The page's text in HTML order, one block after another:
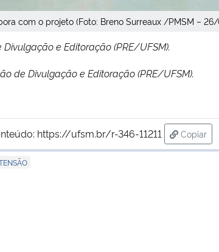
com o projeto (Foto: Breno Surreaux /PMSM –
e Editoração (PRE/UFSM).
de Divulgação e Editoração (PRE/UFSM).
https://ufsm.br/r-346-11211
Copiar
para